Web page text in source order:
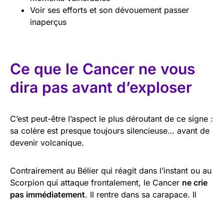
Voir ses efforts et son dévouement passer
inaperçus
Ce que le Cancer ne vous
dira pas avant d’exploser
C’est peut-être l’aspect le plus déroutant de ce signe :
sa colère est presque toujours silencieuse… avant de
devenir volcanique.
Contrairement au Bélier qui réagit dans l’instant ou au
Scorpion qui attaque frontalement, le Cancer ne crie
pas immédiatement. Il rentre dans sa carapace. Il